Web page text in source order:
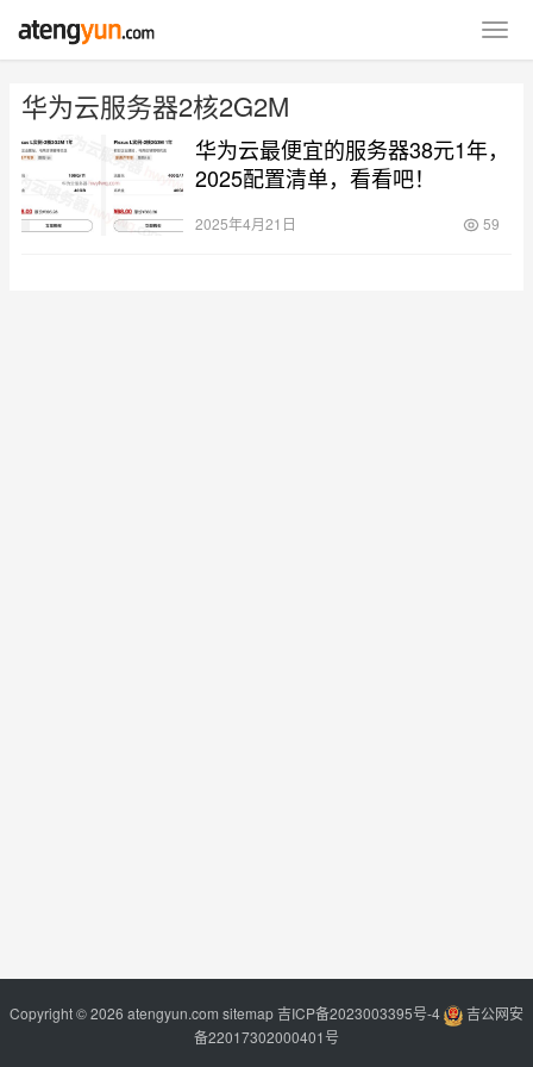
华为云服务器2核2G2M
华为云最便宜的服务器38元1年，
2025配置清单，看看吧！
2025年4月21日 59
Copyright © 2026 atengyun.com sitemap吉ICP备2023003395号-4
吉公网安
备22017302000401号